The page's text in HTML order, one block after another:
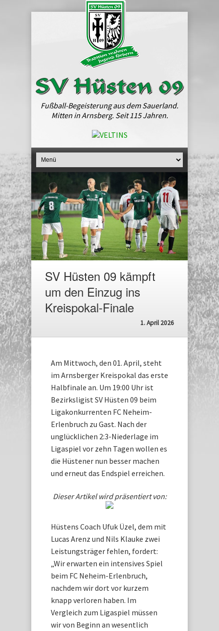
Fußball-Begeisterung aus dem Sauerland.
Mitten in Arnsberg. Seit 115 Jahren.
SV Hüsten 09 kämpft
um den Einzug ins
Kreispokal-Finale
1. April 2026
Am Mittwoch, den 01. April, steht
im Arnsberger Kreispokal das erste
Halbfinale an. Um 19:00 Uhr ist
Bezirksligist SV Hüsten 09 beim
Ligakonkurrenten FC Neheim-
Erlenbruch zu Gast. Nach der
unglücklichen 2:3-Niederlage im
Ligaspiel vor zehn Tagen wollen es
die Hüstener nun besser machen
und erneut das Endspiel erreichen.
Dieser Artikel wird präsentiert von:
Hüstens Coach Ufuk Üzel, dem mit
Lucas Arenz und Nils Klauke zwei
Leistungsträger fehlen, fordert:
„Wir erwarten ein intensives Spiel
beim FC Neheim-Erlenbruch,
nachdem wir dort vor kurzem
knapp verloren haben. Im
Vergleich zum Ligaspiel müssen
wir von Beginn an wesentlich